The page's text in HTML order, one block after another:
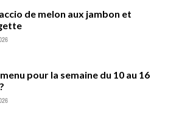
de melon aux jambon et
pour la semaine du 10 au 16